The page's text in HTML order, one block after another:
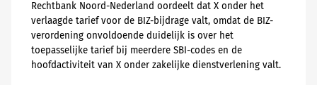
Rechtbank Noord-Nederland oordeelt dat X onder het
verlaagde tarief voor de BIZ-bijdrage valt, omdat de BIZ-
verordening onvoldoende duidelijk is over het
toepasselijke tarief bij meerdere SBI-codes en de
hoofdactiviteit van X onder zakelijke dienstverlening valt.